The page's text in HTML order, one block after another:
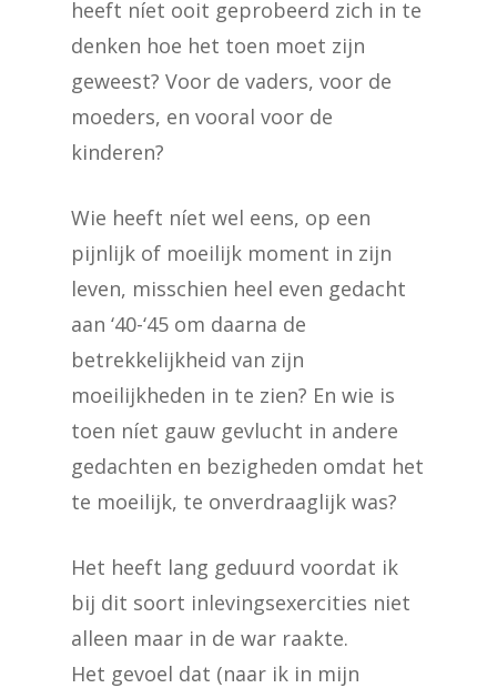
heeft níet ooit geprobeerd zich in te
denken hoe het toen moet zijn
geweest? Voor de vaders, voor de
moeders, en vooral voor de
kinderen?
Wie heeft níet wel eens, op een
pijnlijk of moeilijk moment in zijn
leven, misschien heel even gedacht
aan ‘40-‘45 om daarna de
betrekkelijkheid van zijn
moeilijkheden in te zien? En wie is
toen níet gauw gevlucht in andere
gedachten en bezigheden omdat het
te moeilijk, te onverdraaglijk was?
Het heeft lang geduurd voordat ik
bij dit soort inlevingsexercities niet
alleen maar in de war raakte.
Het gevoel dat (naar ik in mijn